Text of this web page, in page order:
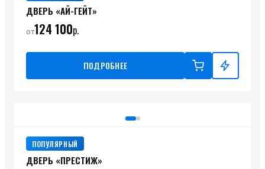
ДВЕРЬ «АЙ-ГЕЙТ»
от124 100р.
ПОДРОБНЕЕ
ПОПУЛЯРНЫЙ
ДВЕРЬ «ПРЕСТИЖ»